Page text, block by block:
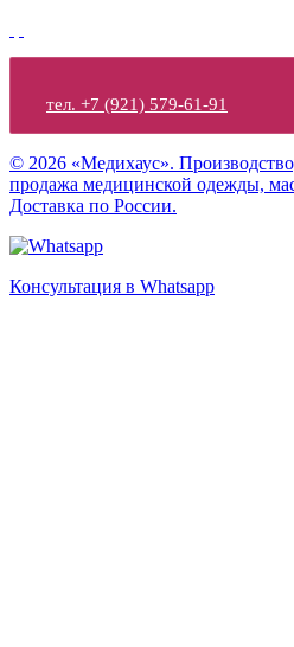
тел. +7 (921) 579-61-91
© 2026 «Медихаус».
продажа медицинской одежды,
Доставка по России.
Консультация в Whatsapp